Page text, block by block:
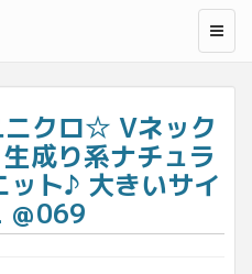
ニクロ☆ Vネック
成り系ナチュラ
ト♪ 大きいサイ
＠069